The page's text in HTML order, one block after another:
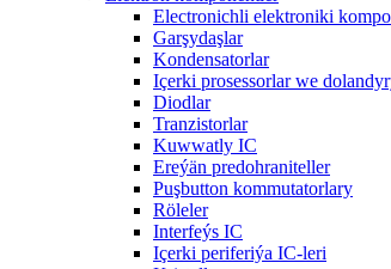
Electronichli elektroniki
Garşydaşlar
Kondensatorlar
Içerki prosessorlar we
Diodlar
Tranzistorlar
Kuwwatly IC
Ereýän predohraniteller
Puşbutton kommutatorlary
Röleler
Interfeýs IC
Içerki periferiýa IC-leri